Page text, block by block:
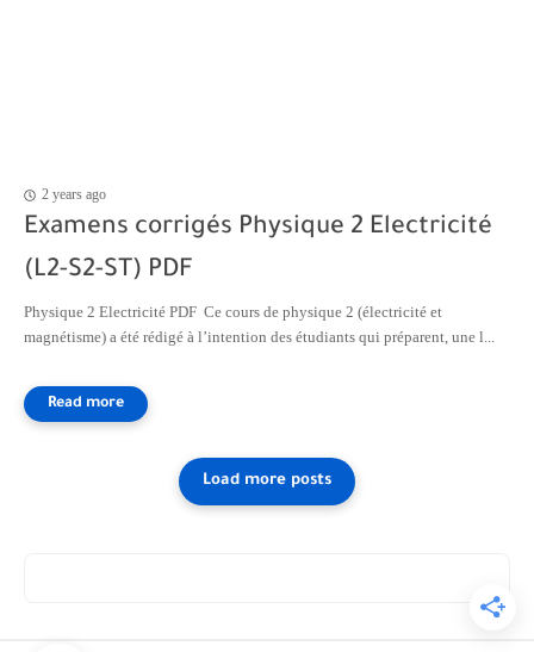
2 years ago
Examens corrigés Physique 2 Electricité
(L2-S2-ST) PDF
Physique 2 Electricité PDF Ce cours de physique 2 (électricité et
magnétisme) a été rédigé à l’intention des étudiants qui préparent, une l...